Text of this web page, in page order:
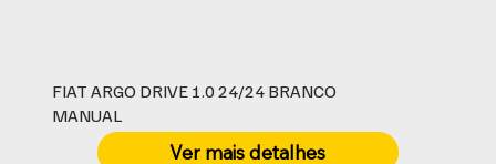
FIAT ARGO DRIVE 1.0 24/24 BRANCO
MANUAL
Ver mais detalhes